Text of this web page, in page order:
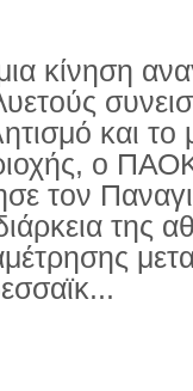
κίνηση
και το
ο
τον
της